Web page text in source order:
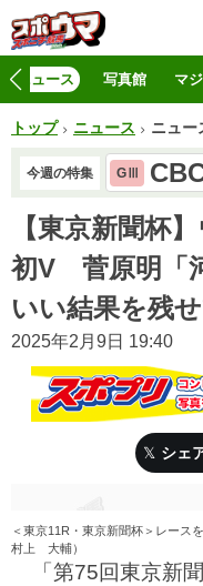
ニュース 写真館 マ
トップ ニュース ニュー
今週の特集 GⅢ
【東京新聞杯
初V 菅原明「
いい結果を残
2025年2月9日 19:40
シェ
＜東京11R・東京新聞杯＞レース
村上 大輔）
「第75回東京新